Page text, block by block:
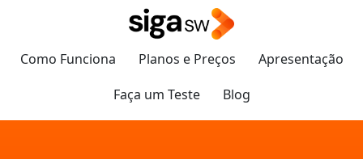
Como Funciona Planos e Preços
Apresentação
Faça um Teste
Blog